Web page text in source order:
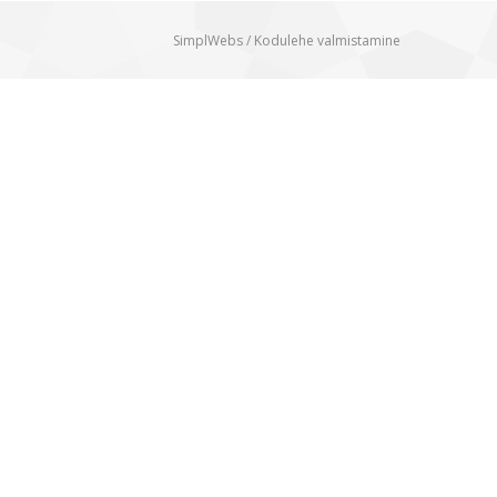
SimplWebs / Kodulehe valmistamine